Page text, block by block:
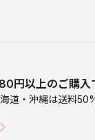
円以上のご購入
道・沖縄は送料